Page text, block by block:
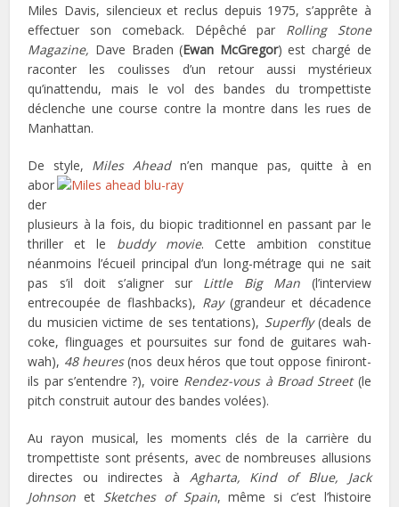
Miles Davis, silencieux et reclus depuis 1975, s’apprête à
effectuer son comeback. Dépêché par Rolling Stone
Magazine, Dave Braden (Ewan McGregor) est chargé de
raconter les coulisses d’un retour aussi mystérieux
qu’inattendu, mais le vol des bandes du trompettiste
déclenche une course contre la montre dans les rues de
Manhattan.
De style, Miles Aheadn’en manque pas, quitte à en
abor
der
plusieurs à la fois, du biopic traditionnel en passant par le
thriller et le buddy movie. Cette ambition constitue
néanmoins l’écueil principal d’un long-métrage qui ne sait
pas s’il doit s’aligner sur Little Big Man (l’interview
entrecoupée de flashbacks), Ray(grandeur et décadence
du musicien victime de ses tentations), Superfly(deals de
coke, flinguages et poursuites sur fond de guitares wah-
wah), 48 heures(nos deux héros que tout oppose finiront-
ils par s’entendre ?), voire Rendez-vous à Broad Street(le
pitch construit autour des bandes volées).
Au rayon musical, les moments clés de la carrière du
trompettiste sont présents, avec de nombreuses allusions
directes ou indirectes à Agharta, Kind of Blue, Jack
Johnson et Sketches of Spain, même si c’est l’histoire